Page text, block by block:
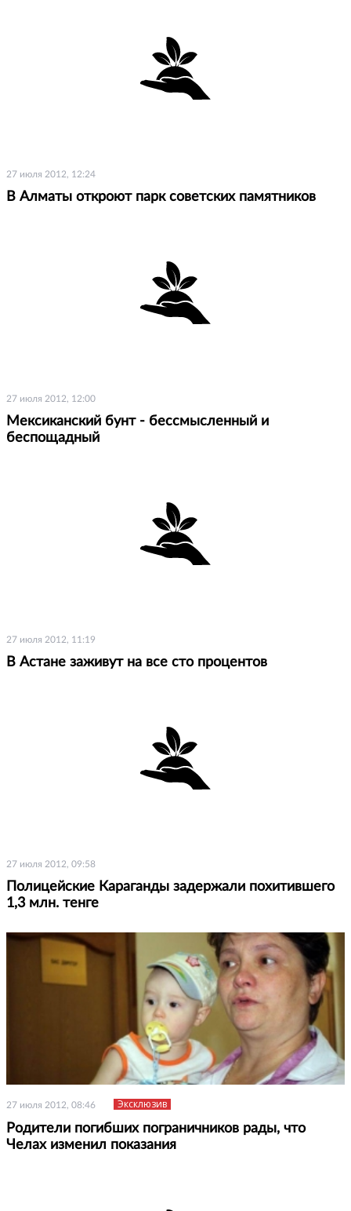
27 июля 2012, 12:24
В Алматы откроют парк советских памятников
27 июля 2012, 12:00
Мексиканский бунт - бессмысленный и
беспощадный
27 июля 2012, 11:19
В Астане заживут на все сто процентов
27 июля 2012, 09:58
Полицейские Караганды задержали похитившего
1,3 млн. тенге
27 июля 2012, 08:46 Эксклюзив
Родители погибших пограничников рады, что
Челах изменил показания